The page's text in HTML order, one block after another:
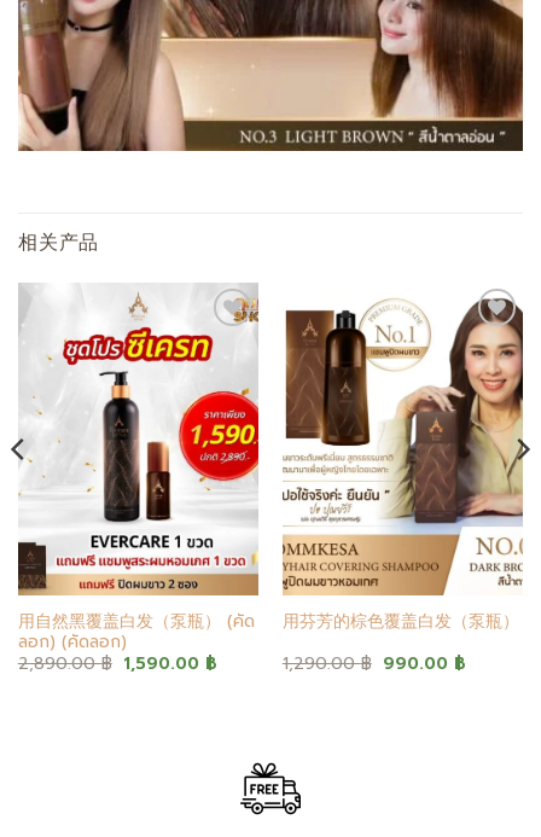
相关产品
至心
用自然黑覆盖白发（泵瓶） (คัด
ลอก) (คัดลอก)
2,890.00฿ 原
价
1,590.00 ฿当
添加
至心
愿单
用芬芳的棕色覆盖白发（泵瓶）
1,290.00฿ 原
990.00 ฿当